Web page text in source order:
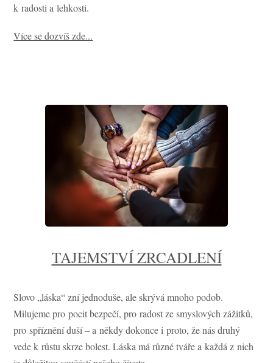
k radosti a lehkosti.
Více se dozvíš zde...
TAJEMSTVÍ ZRCADLENÍ
Slovo „láska“ zní jednoduše, ale skrývá mnoho podob.
Milujeme pro pocit bezpečí, pro radost ze smyslových zážitků,
pro spříznění duší – a někdy dokonce i proto, že nás druhý
vede k růstu skrze bolest. Láska má různé tváře a každá z nich